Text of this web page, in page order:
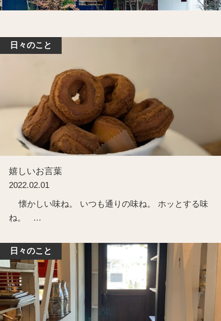
日々のこと
嬉しいお言葉
2022.02.01
懐かしい味ね。 いつも通りの味ね。 ホッとする味
ね。 …
日々のこと